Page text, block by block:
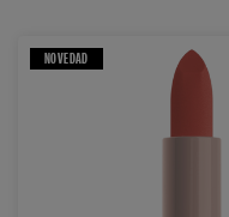
NOVEDAD